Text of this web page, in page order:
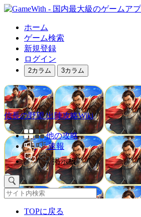
ホーム
ゲーム検索
新規登録
ログイン
2カラム 3カラム
信長の野望 出陣攻略Wiki
他の攻略
速報
掲示板
TOPに戻る